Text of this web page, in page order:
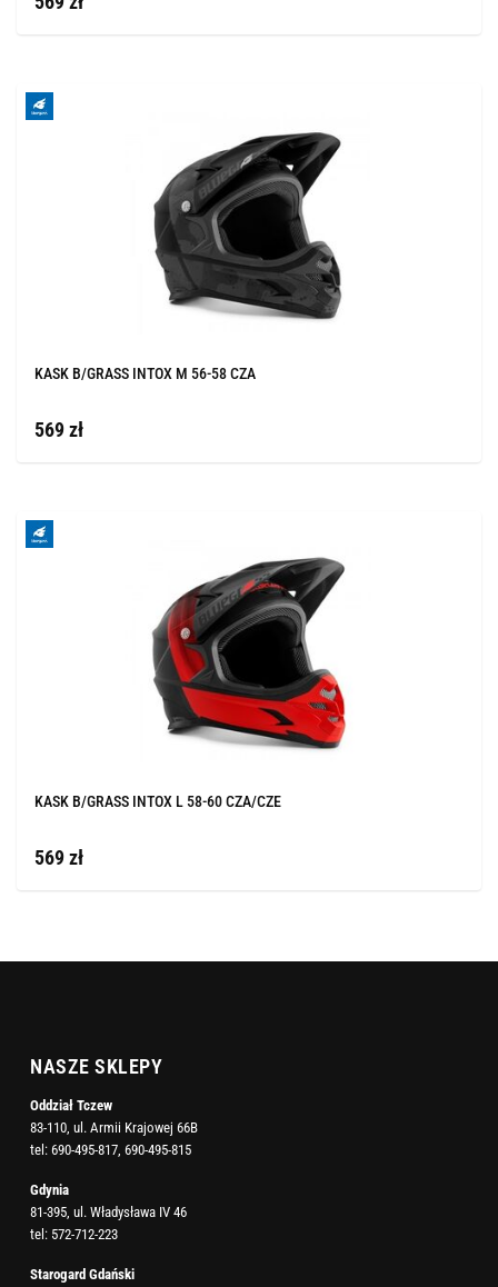
KASK B/GRASS INTOX M 56-58 CZA
569 zł
KASK B/GRASS INTOX L 58-60 CZA/CZE
569 zł
NASZE SKLEPY
Oddział Tczew
83-110, ul. Armii Krajowej 66B
tel: 690-495-817, 690-495-815
Gdynia
81-395, ul. Władysława IV 46
tel: 572-712-223
Starogard Gdański